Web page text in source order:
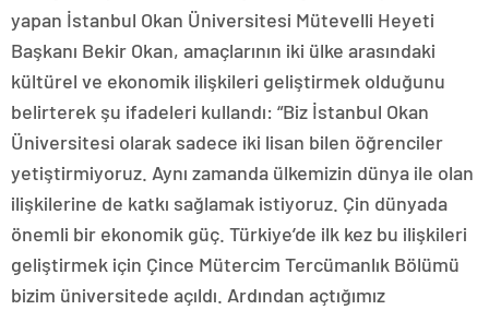
yapan İstanbul Okan Üniversitesi Mütevelli Heyeti
Başkanı Bekir Okan, amaçlarının iki ülke arasındaki
kültürel ve ekonomik ilişkileri geliştirmek olduğunu
belirterek şu ifadeleri kullandı: “Biz İstanbul Okan
Üniversitesi olarak sadece iki lisan bilen öğrenciler
yetiştirmiyoruz. Aynı zamanda ülkemizin dünya ile olan
ilişkilerine de katkı sağlamak istiyoruz. Çin dünyada
önemli bir ekonomik güç. Türkiye’de ilk kez bu ilişkileri
geliştirmek için Çince Mütercim Tercümanlık Bölümü
bizim üniversitede açıldı. Ardından açtığımız